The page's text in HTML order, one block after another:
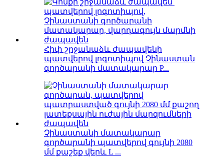
Հիփ շրջանաձև ժապավենի
պատվերով լոգոտիպով Չինաստան
գործարանի մատակարար P...
Չինաստանի մատակարար
գործարանի պատվերով գույնի 2080
մմ քաշեք վերև L ...